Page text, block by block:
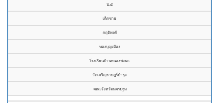
ป.๕
เด็กชาย
กฤติพงศ์
ทองบุญเมือง
โรงเรียนบ้านหนองพงนก
วัดเจริญราษฎร์บำรุง
คณะจังหวัดนครปฐม